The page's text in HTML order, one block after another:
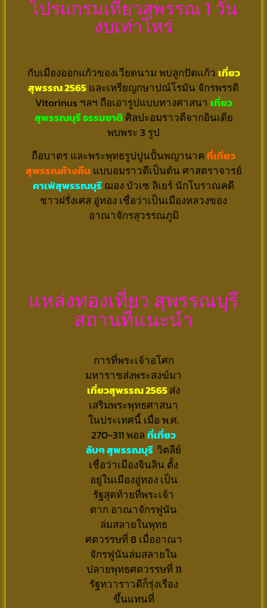
โปรแกรมเที่ยวสุพรรณ 1 วัน
งบเท่าไหร่
กับเมืองออกแก้วของเวียดนาม พบลูกปัดแก้วเที่ยว
สุพรรณ 2565และเหรียญกษาปณ์โรมัน จักรพรรดิ
Vitorinus ฯลฯ ถือเอารูปแบบทางศาสนา เที่ยว
สุพรรณบุรี ธรรมชาติศิลปะอมราวตีจากอินเดีย
พบพระ 3 รูป
ถือบาตร และพระพุทธรูปปูนปั้นพญานาคที่เที่ยว
สุพรรณค้างคืน แบบอมราวตีเป็นต้น ศาสตราจารย์
คาเฟ่สุพรรณบุรีฌอง บัวเซ ลิเยร์ นักโบราณคดี
ชาวฝรั่งเศส อู่ทอง เชื่อว่าเป็นเมืองหลวงของ
อาณาจักรสุวรรณภูมิ
แหล่งท่องเที่ยว สุพรรณบุรี
สถานที่แนะนำ
การที่พระเจ้าอโศก
มหาราชส่งพระสงฆ์มา
เที่ยวสุพรรณ 2565ส่ง
เสริมพระพุทธศาสนา
ในประเทศนี้ เมื่อ พ.ศ.
270-311 พอลที่เที่ยว
ลับๆ สุพรรณบุรี วิตลีย์
เชื่อว่าเมืองจินลิน ตั้ง
อยู่ในเมืองอู่ทอง เป็น
รัฐสุดท้ายที่พระเจ้า
ตาก อาณาจักรฟูนัน
ล่มสลายในพุทธ
ศตวรรษที่ 8 เมื่ออาณา
จักรฟูนันล่มสลายใน
ปลายพุทธศตวรรษที่ 11
รัฐทวาราวดีก็รุ่งเรือง
ขึ้นแทนที่